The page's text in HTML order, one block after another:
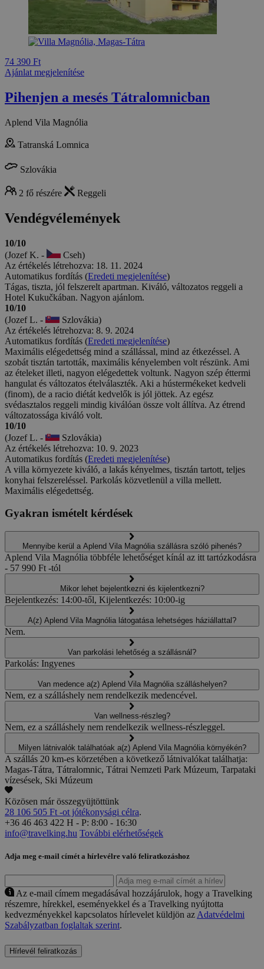
74 390 Ft
Ajánlat megjelenítése
Pihenjen a mesés Tátralomnicban
Aplend Vila Magnólia
Tatranská Lomnica
Szlovákia
2 fő részére Reggeli
Vendégvélemények
10/10
(Jozef K. -
Cseh)
Az értékelés létrehozva: 18. 11. 2024
Automatikus fordítás (Eredeti megjelenítése)
Tágas, tiszta, jól felszerelt apartman. Kiváló, változatos reggeli a
Hotel Kukučkában. Nagyon ajánlom.
10/10
(Jozef L. -
Szlovákia)
Az értékelés létrehozva: 8. 9. 2024
Automatikus fordítás (Eredeti megjelenítése)
Maximális elégedettség mind a szállással, mind az étkezéssel. A
szobát tisztán tartották, maximális kényelemben volt részünk. Ami
az ételeket illeti, nagyon elégedettek voltunk. Nagyon szép éttermi
hangulat és változatos ételválaszték. Aki a hústermékeket kedveli
(finom), de a racio diétát kedvelők is jól jöttek. Az egész
svédasztalos reggeli mindig kiválóan össze volt állítva. Az étrend
változatossága kiváló volt.
10/10
(Jozef L. -
Szlovákia)
Az értékelés létrehozva: 10. 9. 2023
Automatikus fordítás (Eredeti megjelenítése)
A villa környezete kiváló, a lakás kényelmes, tisztán tartott, teljes
konyhai felszereléssel. Parkolás közvetlenül a villa mellett.
Maximális elégedettség.
Gyakran ismételt kérdések
Mennyibe kerül a Aplend Vila Magnólia szállásra szóló pihenés?
Aplend Vila Magnólia többféle lehetőséget kínál az itt tartózkodásra
- 57 990 Ft -tól
Mikor lehet bejelentkezni és kijelentkezni?
Bejelentkezés: 14:00-től, Kijelentkezés: 10:00-ig
A(z) Aplend Vila Magnólia látogatása lehetséges háziállattal?
Nem.
Van parkolási lehetőség a szállásnál?
Parkolás: Ingyenes
Van medence a(z) Aplend Vila Magnólia szálláshelyen?
Nem, ez a szálláshely nem rendelkezik medencével.
Van wellness-részleg?
Nem, ez a szálláshely nem rendelkezik wellness-részleggel.
Milyen látnivalók találhatóak a(z) Aplend Vila Magnólia környékén?
A szállás 20 km-es körzetében a következő látnivalókat találhatja:
Magas-Tátra, Tátralomnic, Tátrai Nemzeti Park Múzeum, Tarpataki
vízesések, Ski Múzeum
Közösen már összegyüjtöttünk
28 106 505 Ft -ot jótékonysági célra.
+36 46 463 422 H - P: 8:00 - 16:30
info@travelking.hu További elérhetőségek
Adja meg e-mail címét a hírlevélre való feliratkozáshoz
Az e-mail címem megadásával hozzájárulok, hogy a Travelking
részemre, hírekkel, eseményekkel és a Travelking nyújtotta
kedvezményekkel kapcsolatos hírlevelet küldjön az Adatvédelmi
Szabályzatban foglaltak szerint.
Hírlevél feliratkozás